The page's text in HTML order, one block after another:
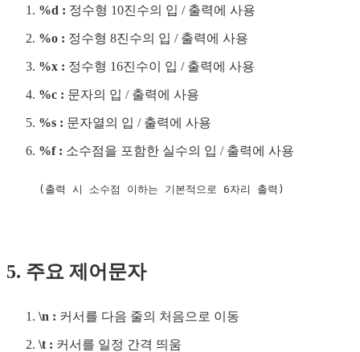
%d : 정수형 10진수의 입 / 출력에 사용
%o : 정수형 8진수의 입 / 출력에 사용
%x : 정수형 16진수이 입 / 출력에 사용
%c : 문자의 입 / 출력에 사용
%s : 문자열의 입 / 출력에 사용
%f : 소수점을 포함한 실수의 입 / 출력에 사용
(출력 시 소수점 이하는 기본적으로 6자리 출력)
5. 주요 제어문자
\n : 커서를 다음 줄의 처음으로 이동
\t : 커서를 일정 간격 띄움